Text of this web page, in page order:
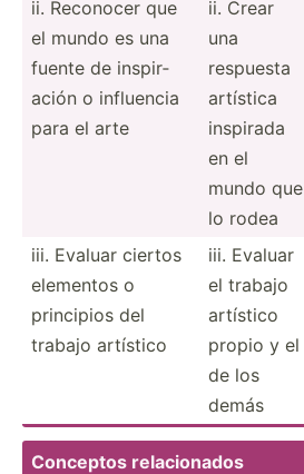
ii. Reconocer que
el mundo es una
fuente de inspir­
ación o influencia
para el arte
ii. Crear
una
respuesta
artística
inspirada
en el
mundo que
lo rodea
iii. Evaluar ciertos
elementos o
principios del
trabajo artístico
iii. Evaluar
el trabajo
artístico
propio y el
de los
demás
Conceptos relaci­onados